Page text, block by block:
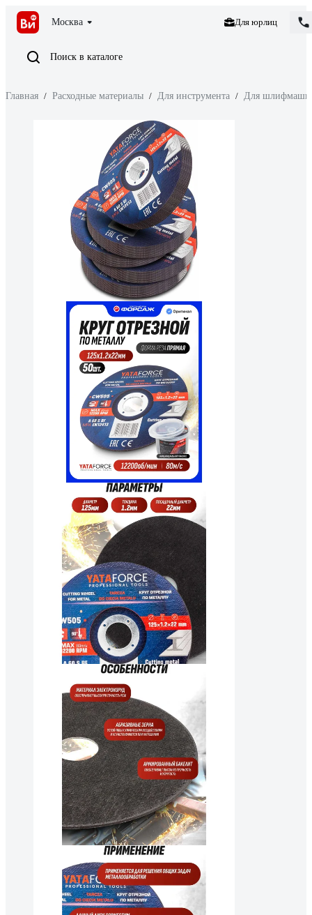
Москва Для юрлиц
Поиск в каталоге
Главная / Расходные материалы / Для инструмента / Для